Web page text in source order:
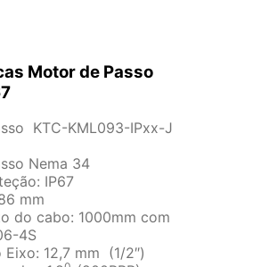
Motor de Passo
KTC-KML093-IPxx-J
Nema 34
IP67
mm
do cabo: 1000mm com
4S
12,7 mm (1/2″)